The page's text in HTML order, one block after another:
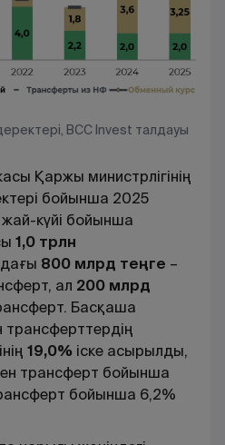
BCC Invest талдауы
Қаржы министрлігінің
бойынша 2025
күйі бойынша
1,0 трлн
800 млрд теңге –
ал 200 млрд
Басқаша
19,0% іске асырылды,
трансферт бойынша
бойынша 6,2%